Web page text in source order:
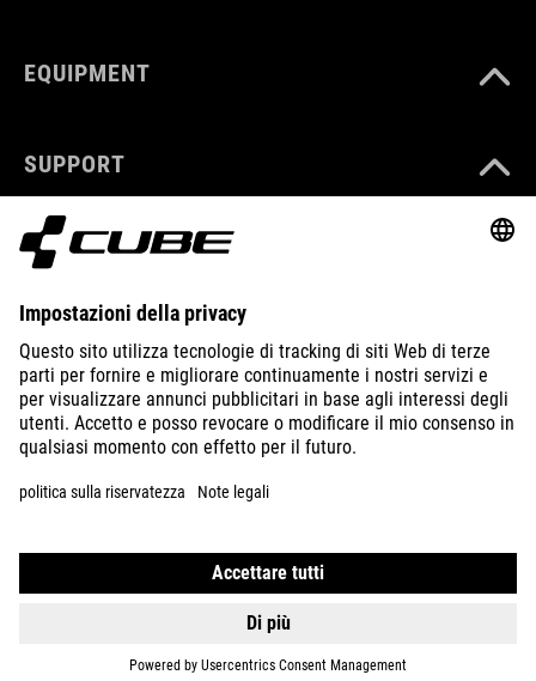
EQUIPMENT
SUPPORT
ABOUT US
EXPLORE